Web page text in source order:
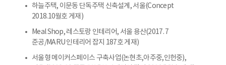
하늘주택, 이문동 단독주택 신축설계, 서울(Concept
2018.10월호 게재)
Meal Shop, 레스토랑 인테리어, 서울 용산(2017. 7
준공/MARU 인테리어 잡지 187호 게재)
서울형 메이커스페이스 구축사업(논현초,아주중,인헌중),